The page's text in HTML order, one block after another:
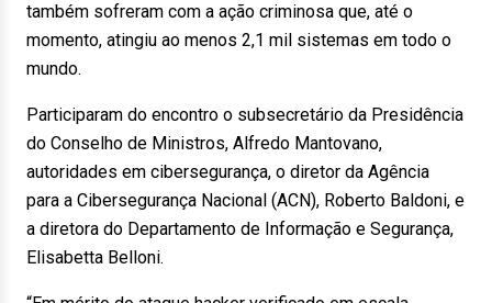
também sofreram com a ação criminosa que, até o
momento, atingiu ao menos 2,1 mil sistemas em todo o
mundo.
Participaram do encontro o subsecretário da Presidência
do Conselho de Ministros, Alfredo Mantovano,
autoridades em cibersegurança, o diretor da Agência
para a Cibersegurança Nacional (ACN), Roberto Baldoni, e
a diretora do Departamento de Informação e Segurança,
Elisabetta Belloni.